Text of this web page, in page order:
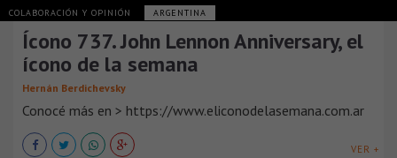
COLABORACIÓN Y OPINIÓN ARGENTINA
Ícono 737. John Lennon Anniversary, el
ícono de la semana
Hernán Berdichevsky
Conocé más en > https://www.eliconodelasemana.com.ar
VER +